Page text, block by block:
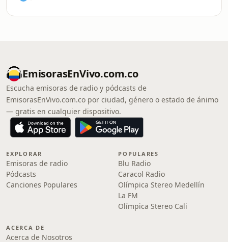
EmisorasEnVivo.com.co
Escucha emisoras de radio y pódcasts de
EmisorasEnVivo.com.co por ciudad, género o estado de ánimo
— gratis en cualquier dispositivo.
EXPLORAR
Emisoras de radio
Pódcasts
Canciones Populares
POPULARES
Blu Radio
Caracol Radio
Olímpica Stereo Medellín
La FM
Olímpica Stereo Cali
ACERCA DE
Acerca de Nosotros